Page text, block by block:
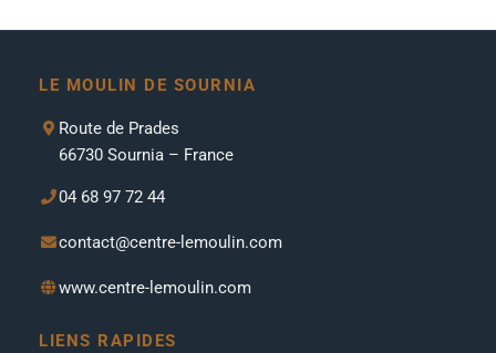
LE MOULIN DE SOURNIA
Route de Prades
66730 Sournia – France
04 68 97 72 44
contact@centre-lemoulin.com
www.centre-lemoulin.com
LIENS RAPIDES